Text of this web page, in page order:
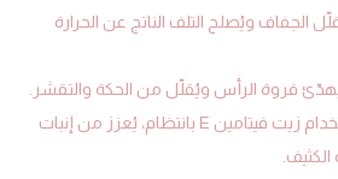
الجفاف ويُصلح التلف الناتج عن الحرارة
فروة الرأس ويُقلّل من الحكة والتقشر.
عند استخدام زيت فيتامين E بانتظام، يُعزز من إنبات